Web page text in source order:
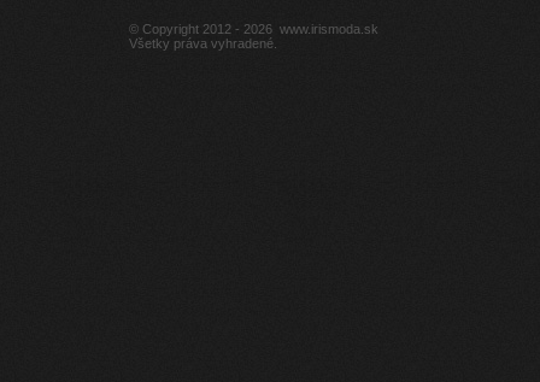
© Copyright 2012 - 2026 www.irismoda.sk
Všetky práva vyhradené.